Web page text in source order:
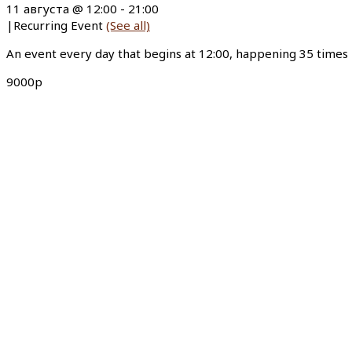
11 августа @ 12:00 - 21:00
| Recurring Event (See all)
An event every day that begins at 12:00, happening 35 times
9000р